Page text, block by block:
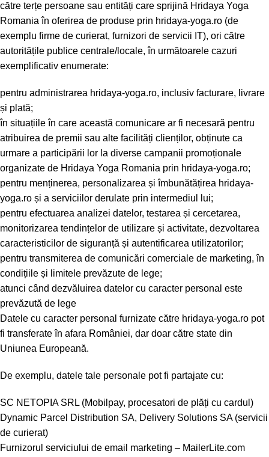
către terțe persoane sau entități care sprijină Hridaya Yoga
Romania în oferirea de produse prin hridaya-yoga.ro (de
exemplu firme de curierat, furnizori de servicii IT), ori către
autoritățile publice centrale/locale, în următoarele cazuri
exemplificativ enumerate:
pentru administrarea hridaya-yoga.ro, inclusiv facturare, livrare
și plată;
în situațiile în care această comunicare ar fi necesară pentru
atribuirea de premii sau alte facilități clienților, obținute ca
urmare a participării lor la diverse campanii promoționale
organizate de Hridaya Yoga Romania prin hridaya-yoga.ro;
pentru menținerea, personalizarea și îmbunătățirea hridaya-
yoga.ro și a serviciilor derulate prin intermediul lui;
pentru efectuarea analizei datelor, testarea și cercetarea,
monitorizarea tendințelor de utilizare și activitate, dezvoltarea
caracteristicilor de siguranță și autentificarea utilizatorilor;
pentru transmiterea de comunicări comerciale de marketing, în
condițiile și limitele prevăzute de lege;
atunci când dezvăluirea datelor cu caracter personal este
prevăzută de lege
Datele cu caracter personal furnizate către hridaya-yoga.ro pot
fi transferate în afara României, dar doar către state din
Uniunea Europeană.
De exemplu, datele tale personale pot fi partajate cu:
SC NETOPIA SRL (Mobilpay, procesatori de plăți cu cardul)
Dynamic Parcel Distribution SA, Delivery Solutions SA (servicii
de curierat)
Furnizorul serviciului de email marketing – MailerLite.com